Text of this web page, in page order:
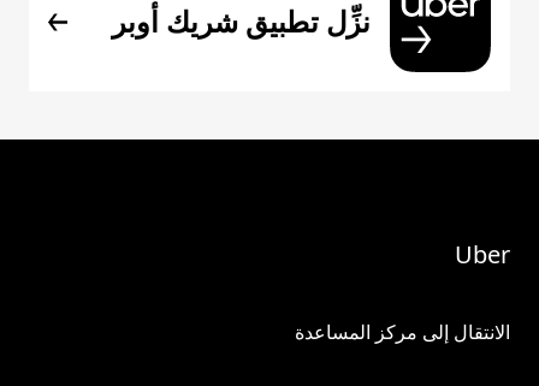
نزِّل تطبيق شريك أوبر
Uber
الانتقال إلى مركز المساعدة